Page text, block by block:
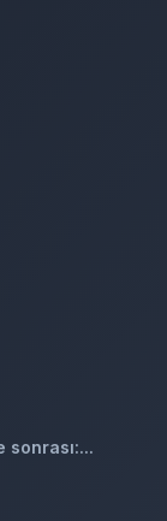
sonrası:...